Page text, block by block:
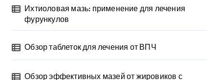
Ихтиоловая мазь: применение для лечения
фурункулов
Обзор таблеток для лечения от ВПЧ
Обзор эффективных мазей от жировиков с